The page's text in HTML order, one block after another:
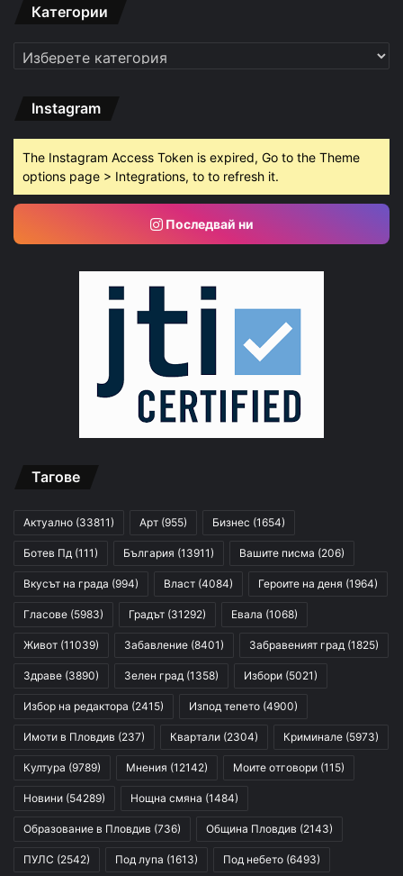
Категории
Категории
Instagram
The Instagram Access Token is expired, Go to the Theme
options page > Integrations, to to refresh it.
Последвай ни
Тагове
Актуално (33811) Арт (955) Бизнес (1654)
Ботев Пд (111) България (13911) Вашите писма (206)
Вкусът на града (994) Власт (4084) Героите на деня (1964)
Гласове (5983) Градът (31292) Евала (1068)
Живот (11039) Забавление (8401) Забравеният град (1825)
Здраве (3890) Зелен град (1358) Избори (5021)
Избор на редактора (2415) Изпод тепето (4900)
Имоти в Пловдив (237) Квартали (2304) Криминале (5973)
Култура (9789) Мнения (12142) Моите отговори (115)
Новини (54289) Нощна смяна (1484)
Образование в Пловдив (736) Община Пловдив (2143)
ПУЛС (2542) Под лупа (1613) Под небето (6493)